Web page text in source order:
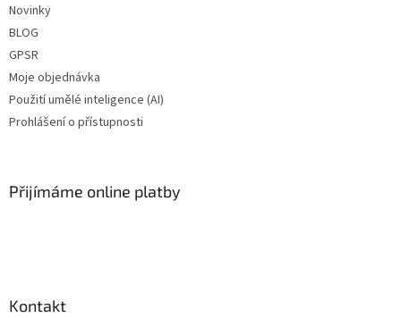
Novinky
BLOG
GPSR
Moje objednávka
Použití umělé inteligence (AI)
Prohlášení o přístupnosti
Přijímáme online platby
Kontakt